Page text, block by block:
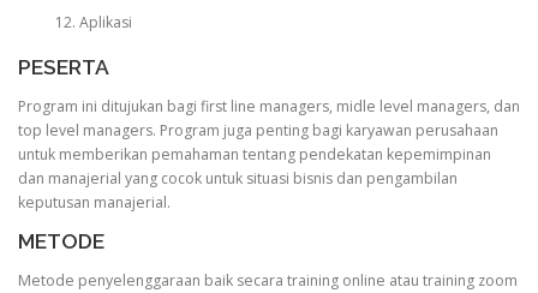
Aplikasi
PESERTA
Program ini ditujukan bagi first line managers, midle level managers, dan
top level managers. Program juga penting bagi karyawan perusahaan
untuk memberikan pemahaman tentang pendekatan kepemimpinan
dan manajerial yang cocok untuk situasi bisnis dan pengambilan
keputusan manajerial.
METODE
Metode penyelenggaraan baik secara training online atau training zoom